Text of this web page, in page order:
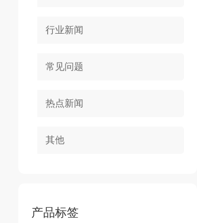
行业新闻
常见问题
热点新闻
其他
产品标签